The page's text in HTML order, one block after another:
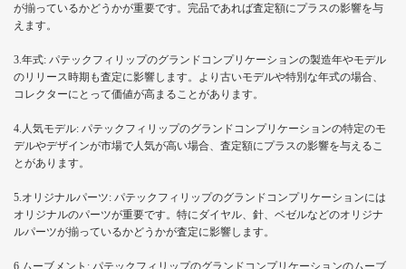
が揃っているかどうかが重要です。完品であれば査定額にプラスの影響を与
えます。
3.年式: パテックフィリップのグランドコンプリケーションの製造年やモデル
のリリース時期も査定に影響します。より古いモデルや特別な年式の場合、
コレクターにとって価値が高まることがあります。
4.人気モデル: パテックフィリップのグランドコンプリケーションの特定のモ
デルやデザインが市場で人気が高い場合、査定額にプラスの影響を与えるこ
とがあります。
5.オリジナルパーツ: パテックフィリップのグランドコンプリケーションには
オリジナルのパーツが重要です。特にダイヤル、針、ベゼルなどのオリジナ
ルパーツが揃っているかどうかが査定に影響します。
6.ムーブメント: パテックフィリップのグランドコンプリケーションのムーブ